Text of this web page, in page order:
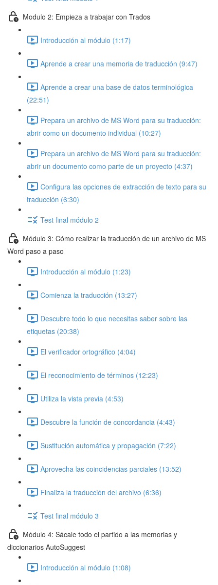
Modulo 2: Empieza a trabajar con Trados
Introducción al módulo (1:17)
Aprende a crear una memoria de traducción (9:47)
Aprende a crear una base de datos terminológica
(22:51)
Prepara un archivo de MS Word para su traducción:
abrir como un documento individual (10:27)
Prepara un archivo de MS Word para su traducción:
abrir un documento como parte de un proyecto (4:37)
Configura las opciones de extracción de texto para su
traducción (6:30)
Test final módulo 2
Módulo 3: Cómo realizar la traducción de un archivo de MS
Word paso a paso
Introducción al módulo (1:23)
Comienza la traducción (13:27)
Descubre todo lo que necesitas saber sobre las
etiquetas (20:38)
El verificador ortográfico (4:04)
El reconocimiento de términos (12:23)
Utiliza la vista previa (4:53)
Descubre la función de concordancia (4:43)
Sustitución automática y propagación (7:22)
Aprovecha las coincidencias parciales (13:52)
Finaliza la traducción del archivo (6:36)
Test final módulo 3
Módulo 4: Sácale todo el partido a las memorias y
diccionarios AutoSuggest
Introducción al módulo (1:08)